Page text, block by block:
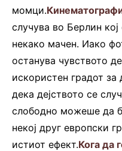
момци.
случува во Берлин
некако мачен. Иако
останува чувството
искористен градот за
дека дејството се
слободно можеше да
некој друг европски
истиот ефект.Кога да